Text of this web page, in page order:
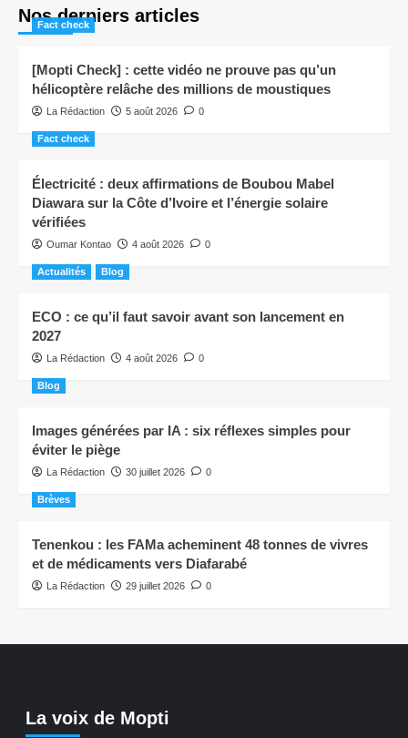
Nos derniers articles
Fact check
[Mopti Check] : cette vidéo ne prouve pas qu’un
hélicoptère relâche des millions de moustiques
La Rédaction 5 août 2026 0
Fact check
Électricité : deux affirmations de Boubou Mabel
Diawara sur la Côte d’Ivoire et l’énergie solaire
vérifiées
Oumar Kontao 4 août 2026 0
Actualités Blog
ECO : ce qu’il faut savoir avant son lancement en
2027
La Rédaction 4 août 2026 0
Blog
Images générées par IA : six réflexes simples pour
éviter le piège
La Rédaction 30 juillet 2026 0
Brèves
Tenenkou : les FAMa acheminent 48 tonnes de vivres
et de médicaments vers Diafarabé
La Rédaction 29 juillet 2026 0
La voix de Mopti